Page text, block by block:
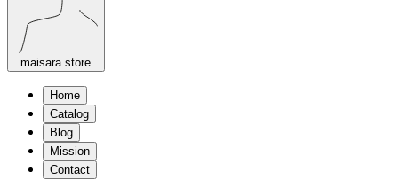
maisara store
Home
Catalog
Blog
Mission
Contact